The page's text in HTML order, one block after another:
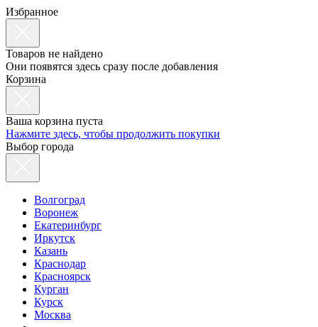
Избранное
Товаров не найдено
Они появятся здесь сразу после добавления
Корзина
Ваша корзина пуста
Нажмите здесь, чтобы продолжить покупки
Выбор города
Волгоград
Воронеж
Екатеринбург
Иркутск
Казань
Краснодар
Красноярск
Курган
Курск
Москва